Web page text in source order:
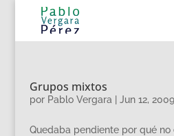
Grupos mixtos
por Pablo Vergara Jun 12, 2009
Quedaba pendiente por qué no